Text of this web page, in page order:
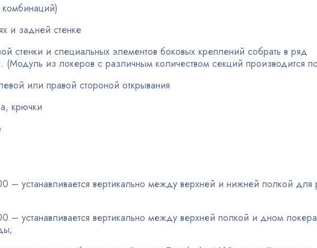
и задней стенке
стенки и специальных элементов боковых креплений собрать в ряд
(Модуль из локеров с различным количеством секций производится
или правой стороной открывания
крючки
– устанавливается вертикально между верхней и нижней полкой
– устанавливается вертикально между верхней полкой и дном